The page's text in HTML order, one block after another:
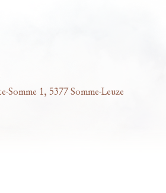
Somme 1, 5377 Somme-Leuze